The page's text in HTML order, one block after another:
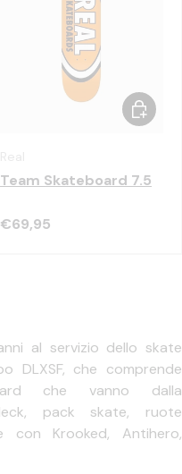
Team Skateboard 7.5
€69,95
Scegli
al servizio dello skate
DLXSF, che comprende
che vanno dalla
pack skate, ruote
con Krooked, Antihero,